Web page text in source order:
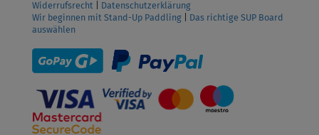
Widerrufsrecht
Datenschutzerklärung
Wir beginnen mit Stand-Up Paddling
Das richtige SUP Board
auswählen